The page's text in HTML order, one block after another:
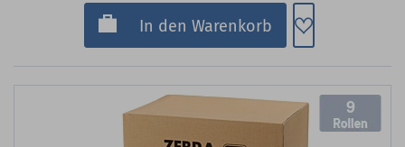
In den Warenkorb Zum
9